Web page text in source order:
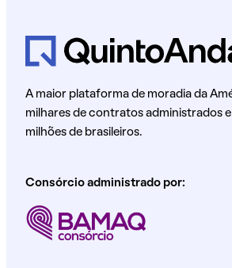
A maior plataforma de moradia da
milhares de contratos administrados
milhões de brasileiros.
Consórcio administrado por: